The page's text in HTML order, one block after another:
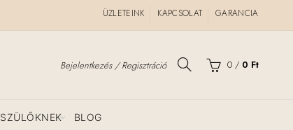
ÜZLETEINK KAPCSOLAT GARANCIA
Bejelentkezés / Regisztráció 0 / 0 Ft
SZÜLŐKNEK BLOG